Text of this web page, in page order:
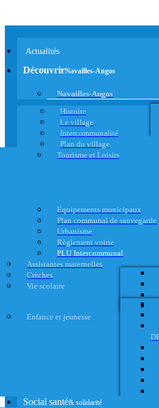
Actualités
DécouvrirNavailles-Angos
Navailles-Angos
Histoire
Le village
Intercommunalité
Plan du village
Tourisme et Loisirs
Equipements municipaux
Plan communal de sauvegarde
Urbanisme
Règlement voirie
PLU Intercommunal
Assistantes maternelles
Crèches
Vie scolaire
Enfance et jeunesse
Social santé& solidarité